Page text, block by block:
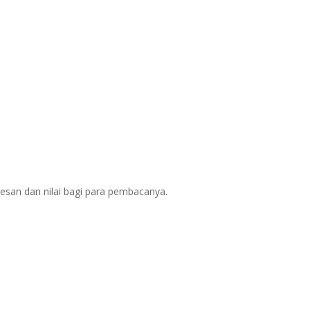
dan nilai bagi para pembacanya.